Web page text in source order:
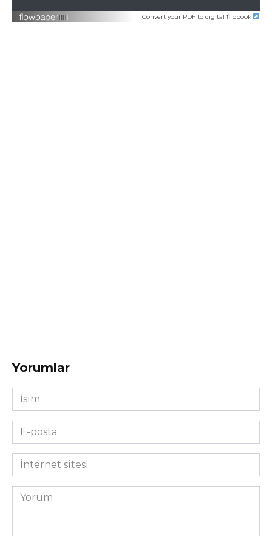
Convert your PDF to digital flipbook
Yorumlar
İsim
*
E-
posta
*İnternet
sitesi
Yorum